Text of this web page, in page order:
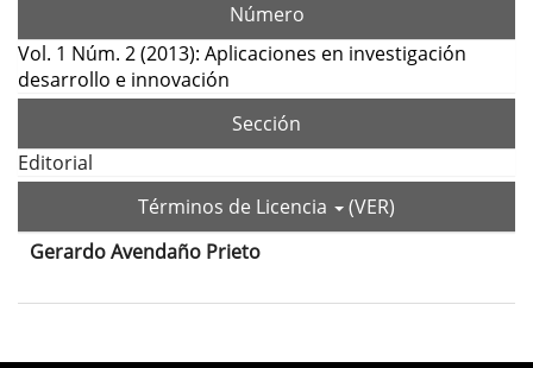
Número
Vol. 1 Núm. 2 (2013): Aplicaciones en investigación
desarrollo e innovación
Sección
Editorial
Términos de Licencia
(VER)
Contenido
principal
del
Gerardo Avendaño Prieto